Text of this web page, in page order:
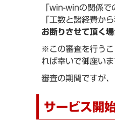
「win-winの関係で
「工数と諸経費か
お断りさせて頂く
※この審査を行うこ
れば幸いで御座いま
審査の期間ですが
サービス開